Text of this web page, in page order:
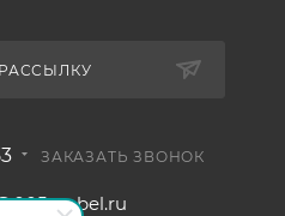
ЗАКАЗАТЬ ЗВОНОК